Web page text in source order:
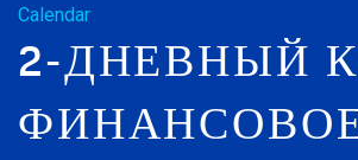
Calendar
2-ДНЕВНЫЙ